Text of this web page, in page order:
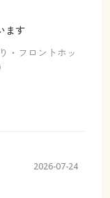
ます
・フロントホッ
2026-07-24